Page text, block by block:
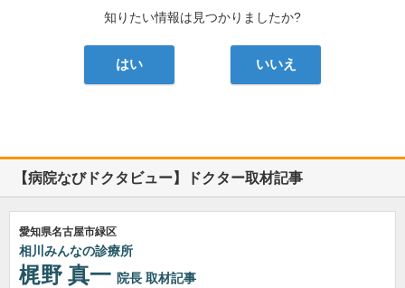
知りたい情報は見つかりましたか?
はい いいえ
【病院なびドクタビュー】ドクター取材記事
愛知県名古屋市緑区
相川みんなの診療所
梶野 真一 院長 取材記事